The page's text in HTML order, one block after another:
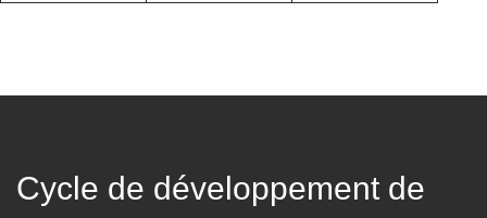
Cycle de développement de